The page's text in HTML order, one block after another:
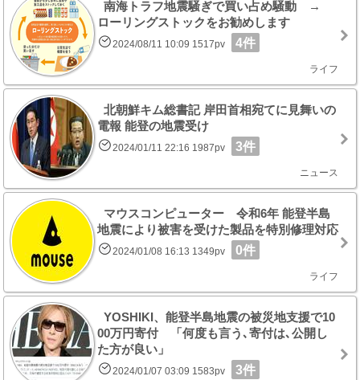
南海トラフ地震騒ぎで買い占め騒動 →
ローリングストックをお勧めします
2024/08/11 10:09 1517pv 4件
ライフ
北朝鮮キム総書記 岸田首相宛てに見舞いの
電報 能登の地震受け
2024/01/11 22:16 1987pv 3件
ニュース
マウスコンピューター 令和6年 能登半島
地震により被害を受けた製品を特別修理対応
2024/01/08 16:13 1349pv 0件
ライフ
YOSHIKI、能登半島地震の被災地支援で10
00万円寄付 「何度も言う､寄付は､公開し
た方が良い」
2024/01/07 03:09 1583pv 3件